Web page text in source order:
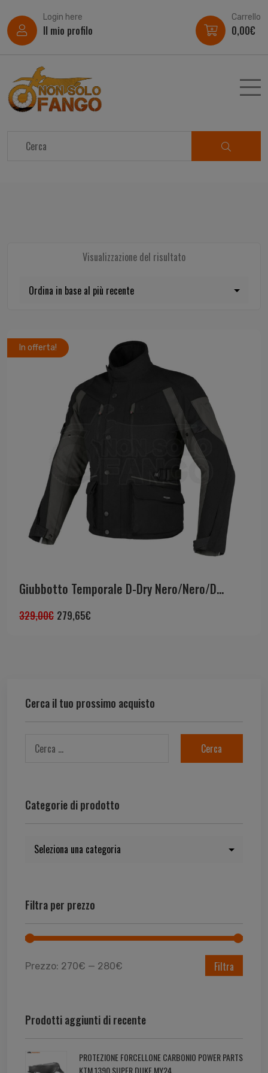
Login here
Il mio profilo
Carrello
0,00€
Visualizzazione del risultato
Cerca il tuo prossimo acquisto
Categorie di prodotto
Filtra per prezzo
Filtra
Prezzo: 270€ — 280€
Prodotti aggiunti di recente
PROTEZIONE FORCELLONE CARBONIO POWER PARTS
KTM 1390 SUPER DUKE MY24
In offerta!
Giubbotto Temporale D-Dry Nero/Nero/D...
329,00€ 279,65€